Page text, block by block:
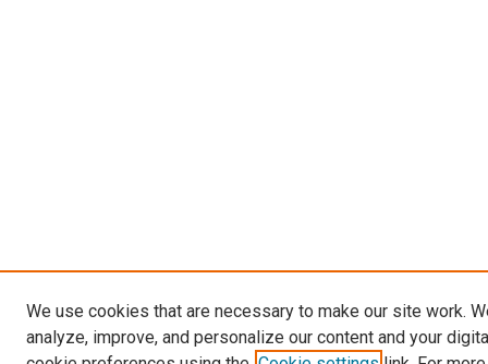
We use cookies that are necessary to make our site work.
analyze, improve, and personalize our content and your